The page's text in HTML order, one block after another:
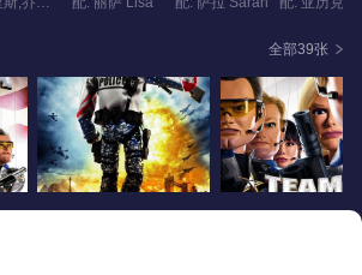
木偶动画片，把木偶戏拍成电影，以此讽
治全球的野心。影片主角是一群美国大兵
他们环游世界对抗恐怖分子和邪恶势力，是
界文明的作品。从动作影片的角度看，
》的故事设定极为循规蹈矩，奇妙之处
全部39张